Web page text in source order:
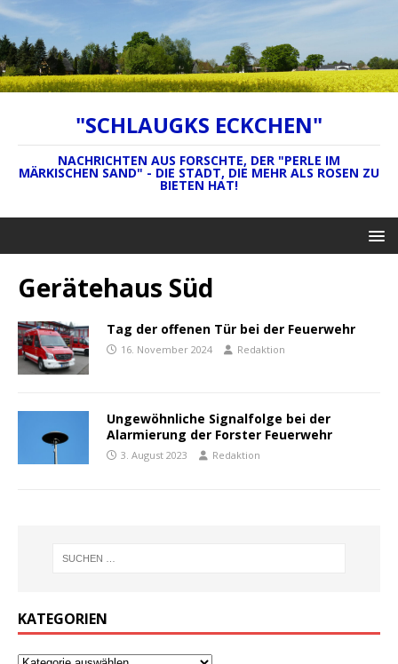
"SCHLAUGKS ECKCHEN"
NACHRICHTEN AUS FORSCHTE, DER "PERLE IM
MÄRKISCHEN SAND" - DIE STADT, DIE MEHR ALS ROSEN ZU
BIETEN HAT!
Gerätehaus Süd
Tag der offenen Tür bei der Feuerwehr
16. November 2024 Redaktion
Ungewöhnliche Signalfolge bei der
Alarmierung der Forster Feuerwehr
3. August 2023 Redaktion
KATEGORIEN